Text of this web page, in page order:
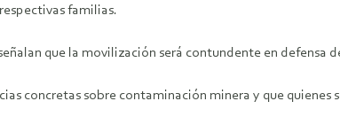
familias.
que la movilización será contundente en
concretas sobre contaminación minera y que